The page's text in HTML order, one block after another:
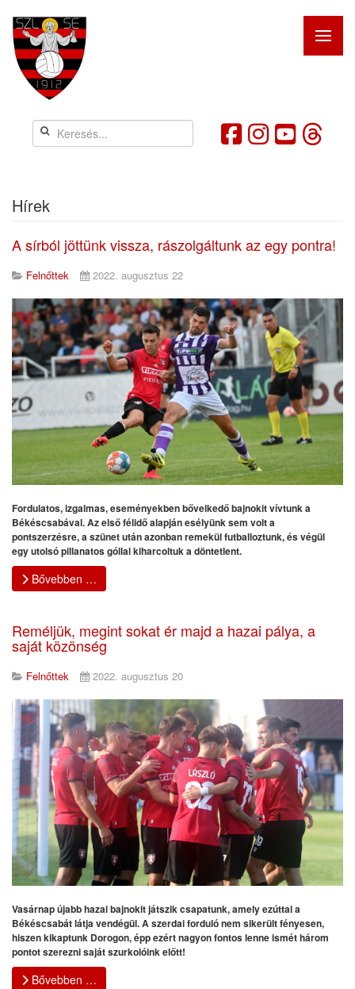
Hírek
A sírból jöttünk vissza, rászolgáltunk az egy pontra!
Felnőttek 2022. augusztus 22
Fordulatos, izgalmas, eseményekben bővelkedő bajnokit vívtunk a
Békéscsabával. Az első félidő alapján esélyünk sem volt a
pontszerzésre, a szünet után azonban remekül futballoztunk, és végül
egy utolsó pillanatos góllal kiharcoltuk a döntetlent.
Bővebben …
Reméljük, megint sokat ér majd a hazai pálya, a
saját közönség
Felnőttek 2022. augusztus 20
Vasárnap újabb hazai bajnokit játszik csapatunk, amely ezúttal a
Békéscsabát látja vendégül. A szerdai forduló nem sikerült fényesen,
hiszen kikaptunk Dorogon, épp ezért nagyon fontos lenne ismét három
pontot szerezni saját szurkolóink előtt!
Bővebben …